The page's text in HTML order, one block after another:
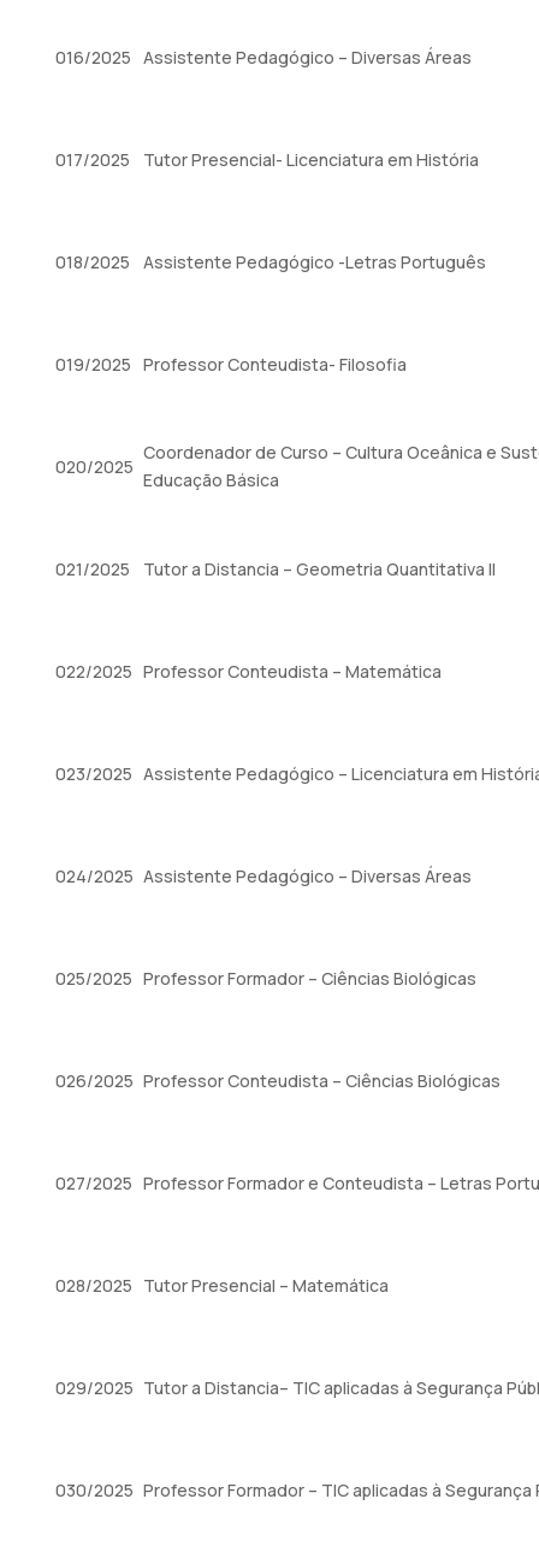
016/2025 Assistente Pedagógico – Diversas Áreas
017/2025 Tutor Presencial- Licenciatura em História
018/2025 Assistente Pedagógico -Letras Português
019/2025 Professor Conteudista- Filosofia
020/2025
Coordenador de Curso – Cultura Oceânica e
Educação Básica
021/2025 Tutor a Distancia – Geometria Quantitativa II
022/2025 Professor Conteudista – Matemática
023/2025 Assistente Pedagógico – Licenciatura em
024/2025 Assistente Pedagógico – Diversas Áreas
025/2025 Professor Formador – Ciências Biológicas
026/2025 Professor Conteudista – Ciências Biológicas
027/2025 Professor Formador e Conteudista – Letras
028/2025 Tutor Presencial – Matemática
029/2025 Tutor a Distancia– TIC aplicadas à Segurança
030/2025 Professor Formador – TIC aplicadas à Segurança